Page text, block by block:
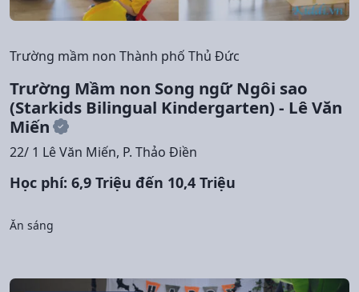
Trường mầm non Thành phố Thủ Đức
Trường Mầm non Song ngữ Ngôi sao
(Starkids Bilingual Kindergarten) - Lê Văn
Miến
22/ 1 Lê Văn Miến, P. Thảo Điền
Học phí: 6,9 Triệu đến 10,4 Triệu
Ăn sáng